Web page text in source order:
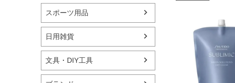
スポーツ用品
日用雑貨
文具・DIY工具